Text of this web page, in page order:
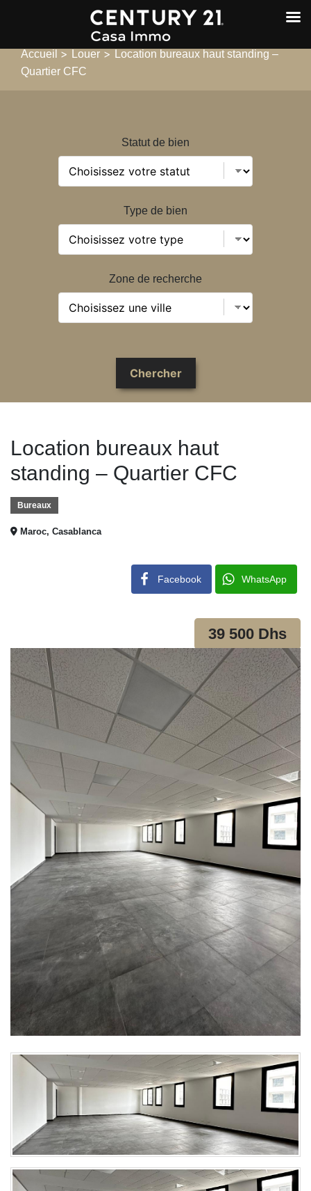
Accueil > Louer > Location bureaux haut standing –
Quartier CFC
Statut de bien
Type de bien
Zone de recherche
Location bureaux haut
standing – Quartier CFC
Bureaux
Maroc, Casablanca
Facebook WhatsApp
39 500 Dhs